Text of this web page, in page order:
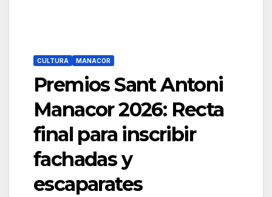
CULTURA MANACOR
Premios Sant Antoni
Manacor 2026: Recta
final para inscribir
fachadas y
escaparates